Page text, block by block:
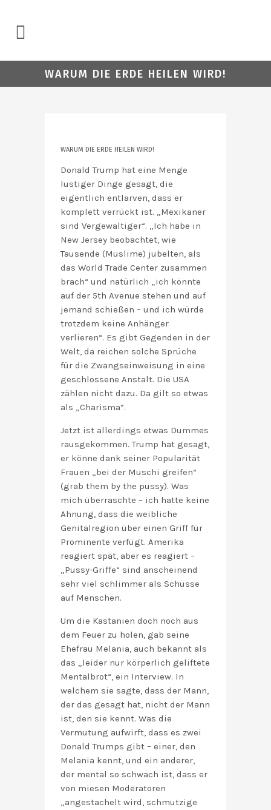
WARUM DIE ERDE HEILEN WIRD!
WARUM DIE ERDE HEILEN WIRD!
Donald Trump hat eine Menge
lustiger Dinge gesagt, die
eigentlich entlarven, dass er
komplett verrückt ist. „Mexikaner
sind Vergewaltiger“. „Ich habe in
New Jersey beobachtet, wie
Tausende (Muslime) jubelten, als
das World Trade Center zusammen
brach“ und natürlich „ich könnte
auf der 5th Avenue stehen und auf
jemand schießen – und ich würde
trotzdem keine Anhänger
verlieren“. Es gibt Gegenden in der
Welt, da reichen solche Sprüche
für die Zwangseinweisung in eine
geschlossene Anstalt. Die USA
zählen nicht dazu. Da gilt so etwas
als „Charisma“.
Jetzt ist allerdings etwas Dummes
rausgekommen. Trump hat gesagt,
er könne dank seiner Popularität
Frauen „bei der Muschi greifen“
(grab them by the pussy). Was
mich überraschte – ich hatte keine
Ahnung, dass die weibliche
Genitalregion über einen Griff für
Prominente verfügt. Amerika
reagiert spät, aber es reagiert –
„Pussy-Griffe“ sind anscheinend
sehr viel schlimmer als Schüsse
auf Menschen.
Um die Kastanien doch noch aus
dem Feuer zu holen, gab seine
Ehefrau Melania, auch bekannt als
das „leider nur körperlich geliftete
Mentalbrot“, ein Interview. In
welchem sie sagte, dass der Mann,
der das gesagt hat, nicht der Mann
ist, den sie kennt. Was die
Vermutung aufwirft, dass es zwei
Donald Trumps gibt – einer, den
Melania kennt, und ein anderer,
der mental so schwach ist, dass er
von miesen Moderatoren
„angestachelt wird, schmutzige